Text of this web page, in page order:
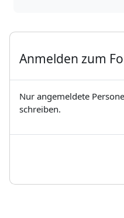
Anmelden zum
Nur angemeldete
schreiben.